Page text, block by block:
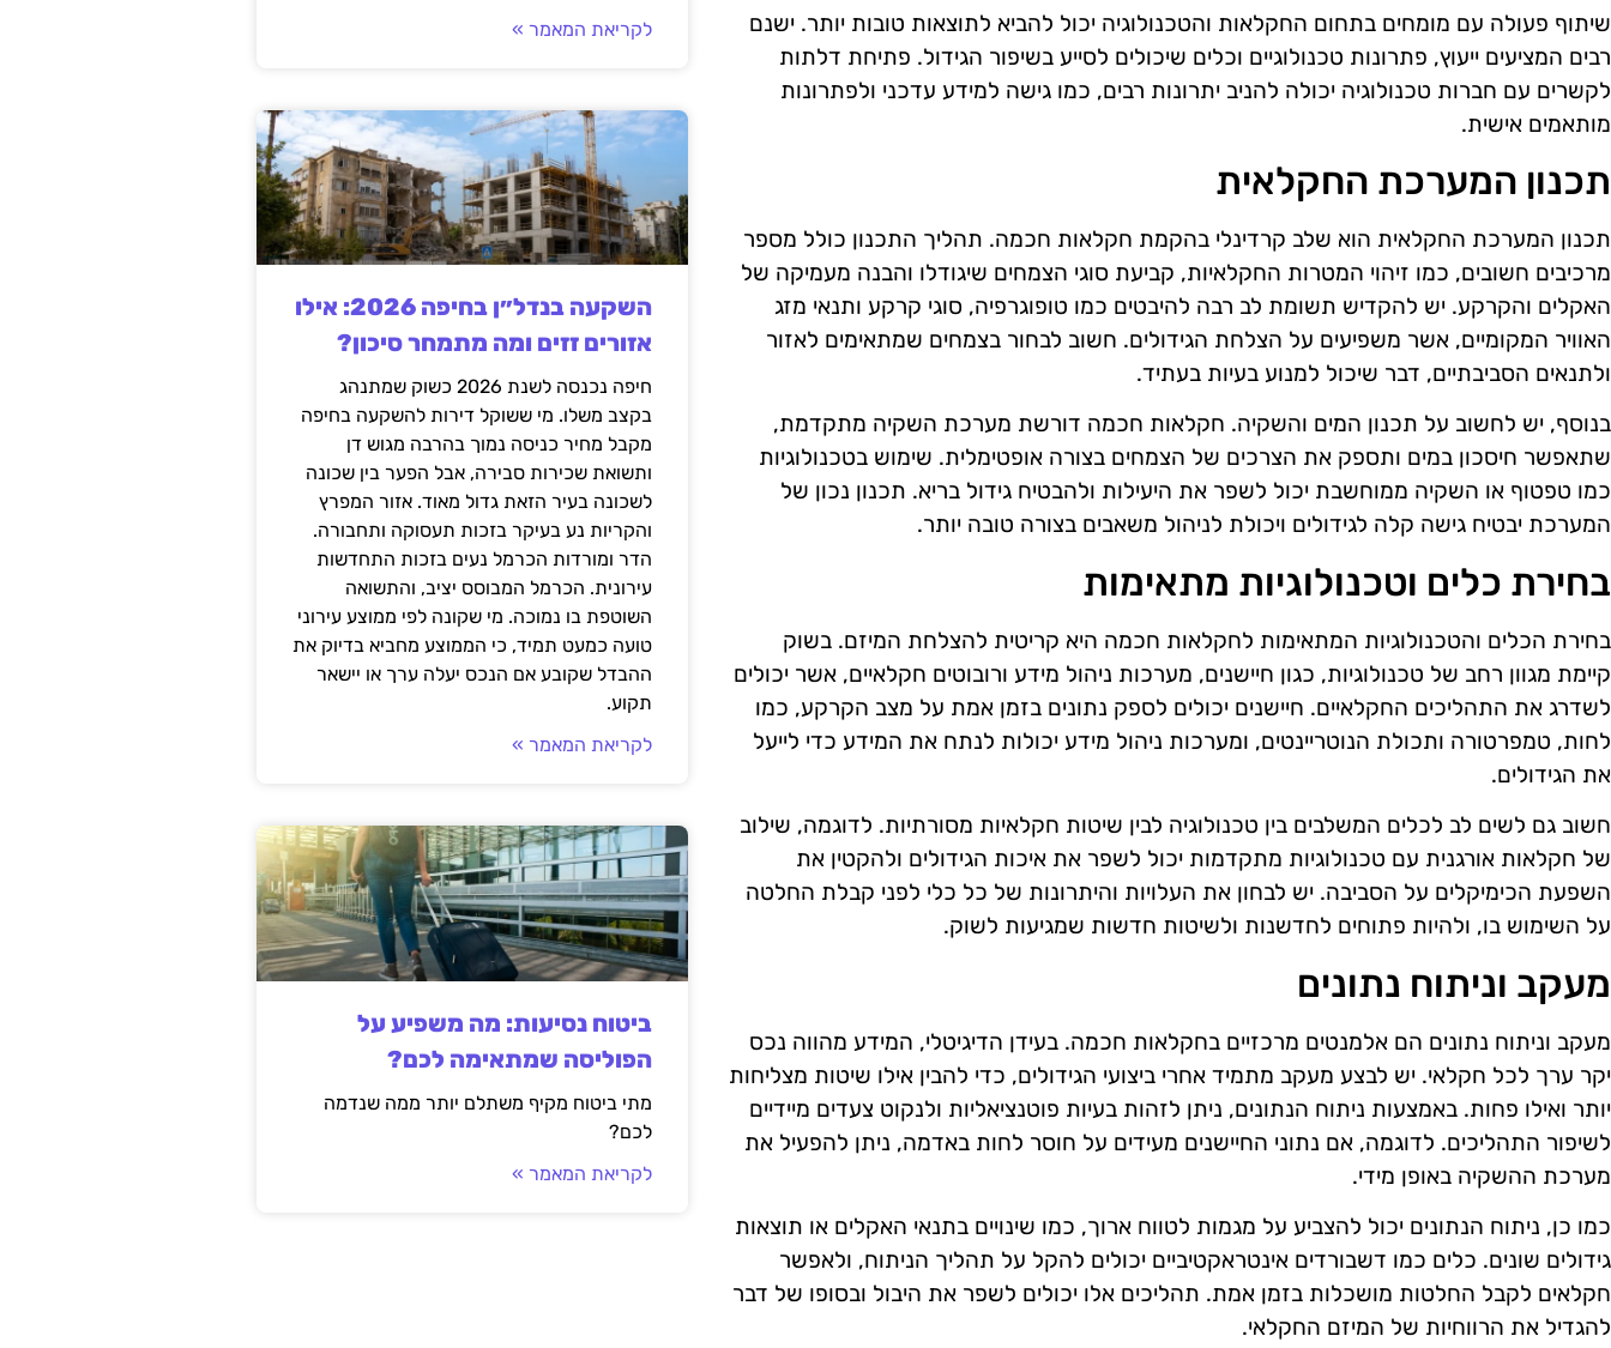
שיתוף פעולה עם מומחים בתחום החקלאות והטכנולוגיה יכול להביא לתוצאות טובות יותר. ישנם
רבים המציעים ייעוץ, פתרונות טכנולוגיים וכלים שיכולים לסייע בשיפור הגידול. פתיחת דלתות
לקשרים עם חברות טכנולוגיה יכולה להניב יתרונות רבים, כמו גישה למידע עדכני ולפתרונות
מותאמים אישית.
תכנון המערכת החקלאית
תכנון המערכת החקלאית הוא שלב קרדינלי בהקמת חקלאות חכמה. תהליך התכנון כולל מספר
מרכיבים חשובים, כמו זיהוי המטרות החקלאיות, קביעת סוגי הצמחים שיגודלו והבנה מעמיקה של
האקלים והקרקע. יש להקדיש תשומת לב רבה להיבטים כמו טופוגרפיה, סוגי קרקע ותנאי מזג
האוויר המקומיים, אשר משפיעים על הצלחת הגידולים. חשוב לבחור בצמחים שמתאימים לאזור
ולתנאים הסביבתיים, דבר שיכול למנוע בעיות בעתיד.
בנוסף, יש לחשוב על תכנון המים והשקיה. חקלאות חכמה דורשת מערכת השקיה מתקדמת,
שתאפשר חיסכון במים ותספק את הצרכים של הצמחים בצורה אופטימלית. שימוש בטכנולוגיות
כמו טפטוף או השקיה ממוחשבת יכול לשפר את היעילות ולהבטיח גידול בריא. תכנון נכון של
המערכת יבטיח גישה קלה לגידולים ויכולת לניהול משאבים בצורה טובה יותר.
בחירת כלים וטכנולוגיות מתאימות
בחירת הכלים והטכנולוגיות המתאימות לחקלאות חכמה היא קריטית להצלחת המיזם. בשוק
קיימת מגוון רחב של טכנולוגיות, כגון חיישנים, מערכות ניהול מידע ורובוטים חקלאיים, אשר יכולים
לשדרג את התהליכים החקלאיים. חיישנים יכולים לספק נתונים בזמן אמת על מצב הקרקע, כמו
לחות, טמפרטורה ותכולת הנוטריינטים, ומערכות ניהול מידע יכולות לנתח את המידע כדי לייעל
את הגידולים.
חשוב גם לשים לב לכלים המשלבים בין טכנולוגיה לבין שיטות חקלאיות מסורתיות. לדוגמה, שילוב
של חקלאות אורגנית עם טכנולוגיות מתקדמות יכול לשפר את איכות הגידולים ולהקטין את
השפעת הכימיקלים על הסביבה. יש לבחון את העלויות והיתרונות של כל כלי לפני קבלת החלטה
על השימוש בו, ולהיות פתוחים לחדשנות ולשיטות חדשות שמגיעות לשוק.
מעקב וניתוח נתונים
מעקב וניתוח נתונים הם אלמנטים מרכזיים בחקלאות חכמה. בעידן הדיגיטלי, המידע מהווה נכס
יקר ערך לכל חקלאי. יש לבצע מעקב מתמיד אחרי ביצועי הגידולים, כדי להבין אילו שיטות מצליחות
יותר ואילו פחות. באמצעות ניתוח הנתונים, ניתן לזהות בעיות פוטנציאליות ולנקוט צעדים מיידיים
לשיפור התהליכים. לדוגמה, אם נתוני החיישנים מעידים על חוסר לחות באדמה, ניתן להפעיל את
מערכת ההשקיה באופן מידי.
כמו כן, ניתוח הנתונים יכול להצביע על מגמות לטווח ארוך, כמו שינויים בתנאי האקלים או תוצאות
גידולים שונים. כלים כמו דשבורדים אינטראקטיביים יכולים להקל על תהליך הניתוח, ולאפשר
חקלאים לקבל החלטות מושכלות בזמן אמת. תהליכים אלו יכולים לשפר את היבול ובסופו של דבר
להגדיל את הרווחיות של המיזם החקלאי.
לקריאת המאמר »
השקעה בנדל״ן בחיפה 2026: אילו
אזורים זזים ומה מתמחר סיכון?
חיפה נכנסה לשנת 2026 כשוק שמתנהג
בקצב משלו. מי ששוקל דירות להשקעה בחיפה
מקבל מחיר כניסה נמוך בהרבה מגוש דן
ותשואת שכירות סבירה, אבל הפער בין שכונה
לשכונה בעיר הזאת גדול מאוד. אזור המפרץ
והקריות נע בעיקר בזכות תעסוקה ותחבורה.
הדר ומורדות הכרמל נעים בזכות התחדשות
עירונית. הכרמל המבוסס יציב, והתשואה
השוטפת בו נמוכה. מי שקונה לפי ממוצע עירוני
טועה כמעט תמיד, כי הממוצע מחביא בדיוק את
ההבדל שקובע אם הנכס יעלה ערך או יישאר
תקוע.
לקריאת המאמר »
ביטוח נסיעות: מה משפיע על
הפוליסה שמתאימה לכם?
מתי ביטוח מקיף משתלם יותר ממה שנדמה
לכם?
לקריאת המאמר »